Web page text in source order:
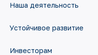
Наша деятельность
Устойчивое развитие
Инвесторам